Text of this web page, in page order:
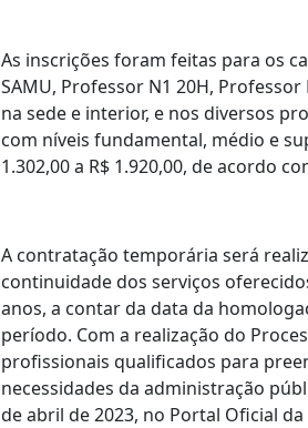
As inscrições foram feitas para os
SAMU, Professor N1 20H,
na sede e interior, e nos diversos
com níveis fundamental, médio e
1.302,00 a R$ 1.920,00, de acordo
A contratação temporária será
continuidade dos serviços
anos, a contar da data da
período. Com a realização do
profissionais qualificados para
necessidades da administração
de abril de 2023, no Portal Oficial